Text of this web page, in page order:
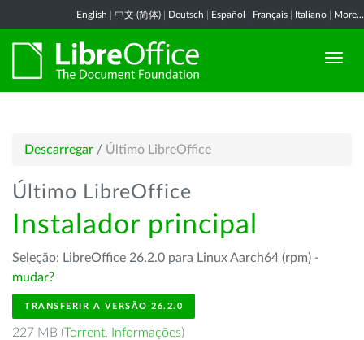
English 中文 (简体) Deutsch Español Français Italiano More...
Descarregar / Último LibreOffice
Último LibreOffice
Instalador principal
Seleção: LibreOffice 26.2.0 para Linux Aarch64 (rpm) -
mudar?
TRANSFERIR A VERSÃO 26.2.0
227 MB (Torrent, Informações)